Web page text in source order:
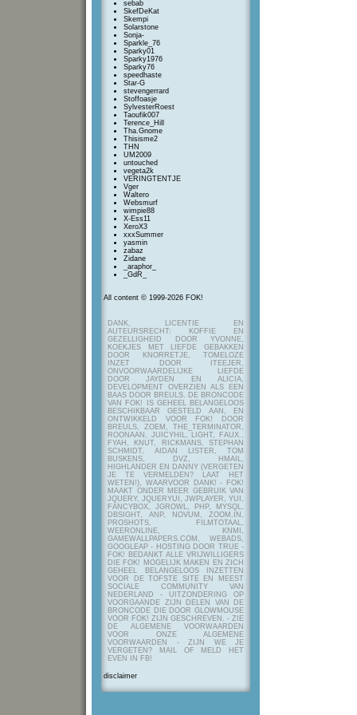
sebab
SkefDeKat
Skempi
Solarstone
Sonja-
Sparkle_76
Sparky01
Sparky1976
Sparky76
speedhaste
Star-G
stevengerrard
Stoffoasje
SylvesterRoest
Taoufik007
Terence_Hill
Tha.Gnome
Thisisme2
THN
UM2009
untouched
vegeta2k
VERINGTENTJE
Vger
Waltero
Websmurf
wimpie88
X-Ess11
XeroX3
xxxSummer
yasmin
zabaz
Zidane
_araphor_
_GdR_
All content © 1999-2026 FOK!
DANK, LICENTIE EN
AUTEURSRECHT: KOFFIE EN
GEZELLIGHEID DOOR YVONNE,
KOEKJES MET LIEFDE GEBAKKEN
DOOR KNORRETJE, TOMELOZE
INZET DOOR ITEEJER,
ONVOORWAARDELIJKE LIEFDE
DOOR JAYDEN EN ALICIA,
DEVELOPMENT OVERZIEN ALS EEN
BAAS DOOR BREULS. DE BRONCODE
VAN FOK! IS GEHEEL BELANGELOOS
BESCHIKBAAR GESTELD AAN, EN
ONTWIKKELD VOOR FOK! DOOR
BREULS, ZOEM, THE_TERMINATOR,
ROONAAN, JUICYHIL, LIGHT, FAUX.,
FYAH, KNUT, RICKMANS, STEPHAN
SCHMIDT, AIDAN LISTER, TOM
BUSKENS, DVZ, HMAIL,
HIGHLANDER EN DANNY (VERGETEN
JE TE VERMELDEN? LAAT HET
WETEN!), WAARVOOR DANK! - FOK!
MAAKT ONDER MEER GEBRUIK VAN
JQUERY, JQUERYUI, JWPLAYER, YUI,
FANCYBOX, JGROWL, PHP, MYSQL,
DBSIGHT, ANP, NOVUM, ZOOM.IN,
PROSHOTS, FILMTOTAAL,
WEERONLINE, KNMI,
GAMEWALLPAPERS.COM, WEBADS,
GOOGLEAP - HOSTING DOOR TRUE -
FOK! BEDANKT ALLE VRIJWILLIGERS
DIE FOK! MOGELIJK MAKEN EN ZICH
GEHEEL BELANGELOOS INZETTEN
VOOR DE TOFSTE SITE EN MEEST
SOCIALE COMMUNITY VAN
NEDERLAND - UITZONDERING OP
VOORGAANDE ZIJN DELEN VAN DE
BRONCODE DIE DOOR GLOWMOUSE
VOOR FOK! ZIJN GESCHREVEN. - ZIE
DE ALGEMENE VOORWAARDEN
VOOR ONZE ALGEMENE
VOORWAARDEN - ZIJN WE JE
VERGETEN? MAIL OF MELD HET
EVEN IN FB!
disclaimer